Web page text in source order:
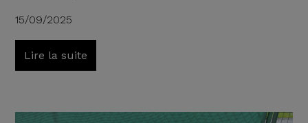
15/09/2025
Lire la suite